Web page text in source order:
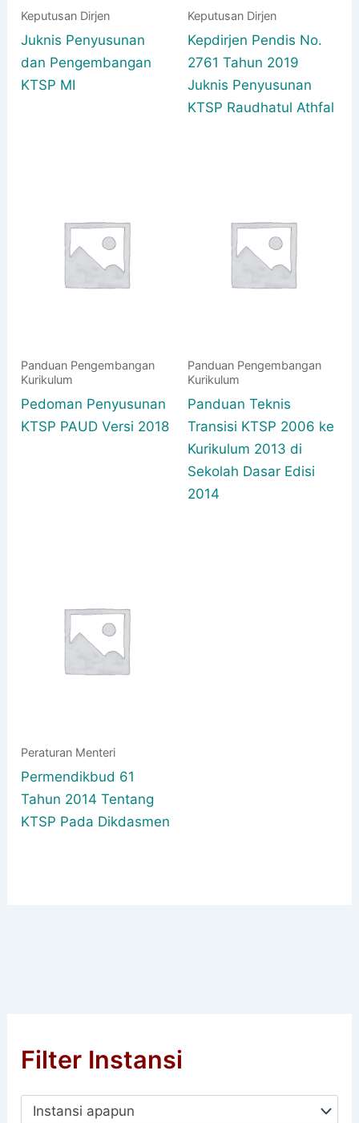
Keputusan Dirjen
Juknis Penyusunan
dan Pengembangan
KTSP MI
Keputusan Dirjen
Kepdirjen Pendis No.
2761 Tahun 2019
Juknis Penyusunan
KTSP Raudhatul Athfal
Panduan Pengembangan
Kurikulum
Pedoman Penyusunan
KTSP PAUD Versi 2018
Panduan Pengembangan
Kurikulum
Panduan Teknis
Transisi KTSP 2006 ke
Kurikulum 2013 di
Sekolah Dasar Edisi
2014
Peraturan Menteri
Permendikbud 61
Tahun 2014 Tentang
KTSP Pada Dikdasmen
Filter Instansi
Instansi apapun